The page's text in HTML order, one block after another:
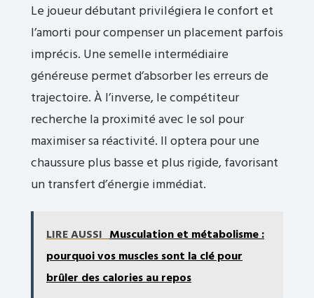
Le joueur débutant privilégiera le confort et
l’amorti pour compenser un placement parfois
imprécis. Une semelle intermédiaire
généreuse permet d’absorber les erreurs de
trajectoire. À l’inverse, le compétiteur
recherche la proximité avec le sol pour
maximiser sa réactivité. Il optera pour une
chaussure plus basse et plus rigide, favorisant
un transfert d’énergie immédiat.
LIRE AUSSI Musculation et métabolisme :
pourquoi vos muscles sont la clé pour
brûler des calories au repos